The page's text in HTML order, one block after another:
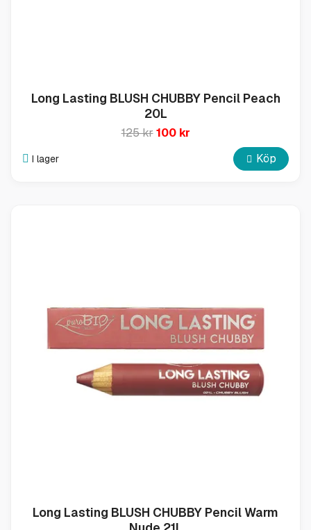
Long Lasting BLUSH CHUBBY Pencil Peach
20L
125 kr 100 kr
I lager Köp
Long Lasting BLUSH CHUBBY Pencil Warm